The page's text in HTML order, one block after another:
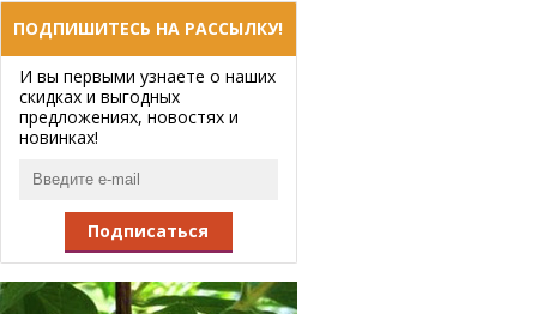
ПОДПИШИТЕСЬ НА РАССЫЛКУ!
И вы первыми узнаете о наших
скидках и выгодных
предложениях, новостях и
новинках!
Подписаться